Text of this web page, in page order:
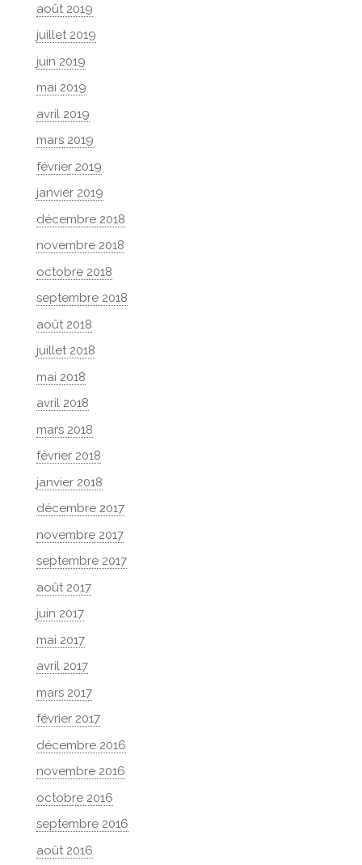
août 2019
juillet 2019
juin 2019
mai 2019
avril 2019
mars 2019
février 2019
janvier 2019
décembre 2018
novembre 2018
octobre 2018
septembre 2018
août 2018
juillet 2018
mai 2018
avril 2018
mars 2018
février 2018
janvier 2018
décembre 2017
novembre 2017
septembre 2017
août 2017
juin 2017
mai 2017
avril 2017
mars 2017
février 2017
décembre 2016
novembre 2016
octobre 2016
septembre 2016
août 2016